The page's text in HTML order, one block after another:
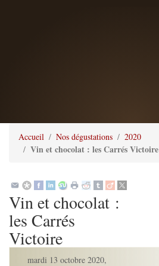
Accueil Nos dégustations 2020
Vin et chocolat : les Carrés Victoire
Vin et chocolat :
les Carrés
Victoire
mardi 13 octobre 2020,